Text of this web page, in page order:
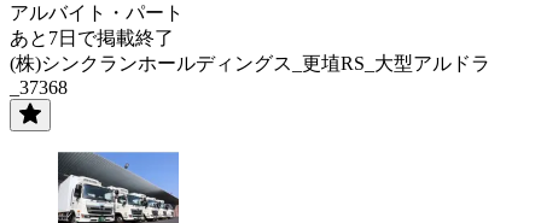
アルバイト・パート
あと7日で掲載終了
(株)シンクランホールディングス_更埴RS_大型アルドラ
_37368